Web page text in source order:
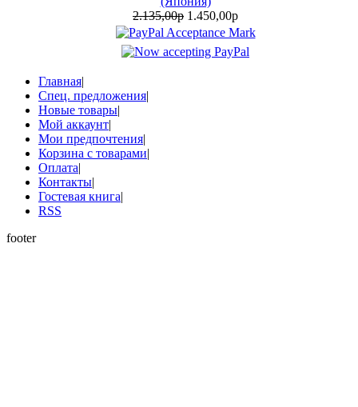
2.135,00р 1.450,00р
Главная|
Спец. предложения|
Новые товары|
Мой аккаунт|
Мои предпочтения|
Корзина с товарами|
Оплата|
Контакты|
Гостевая книга|
RSS
footer